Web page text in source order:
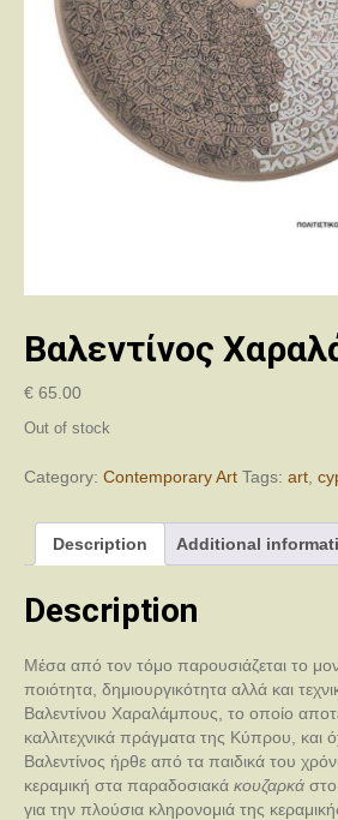
Βαλεντίνος
€ 65.00
Out of stock
Category: Contemporary Art Tags: art
Description Additional
Description
Μέσα από τον τόμο παρουσιάζεται το
ποιότητα, δημιουργικότητα αλλά και
Βαλεντίνου Χαραλάμπους, το οποίο
καλλιτεχνικά πράγματα της Κύπρου,
Βαλεντίνος ήρθε από τα παιδικά του
κεραμική στα παραδοσιακά κουζαρκά
για την πλούσια κληρονομιά της